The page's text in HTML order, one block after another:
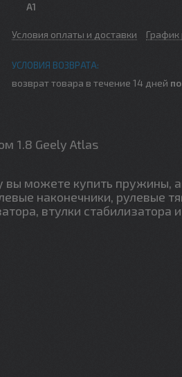
A1
Условия оплаты и доставки График
возврат товара в течение 14 дней
1.8 Geely Atlas
можете купить пружины,
наконечники, рулевые
втулки стабилизатора